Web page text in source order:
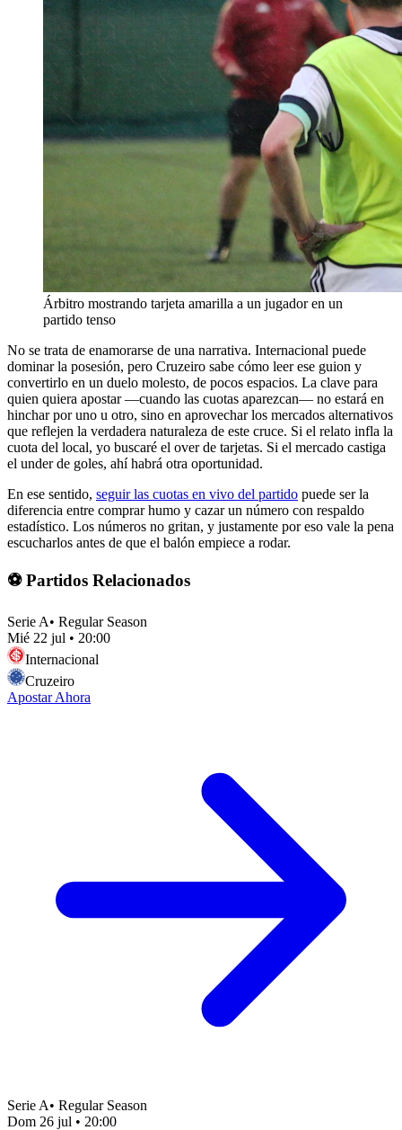
Árbitro mostrando tarjeta amarilla a un jugador en un
partido tenso
No se trata de enamorarse de una narrativa. Internacional puede
dominar la posesión, pero Cruzeiro sabe cómo leer ese guion y
convertirlo en un duelo molesto, de pocos espacios. La clave para
quien quiera apostar —cuando las cuotas aparezcan— no estará en
hinchar por uno u otro, sino en aprovechar los mercados alternativos
que reflejen la verdadera naturaleza de este cruce. Si el relato infla la
cuota del local, yo buscaré el over de tarjetas. Si el mercado castiga
el under de goles, ahí habrá otra oportunidad.
En ese sentido, seguir las cuotas en vivo del partido puede ser la
diferencia entre comprar humo y cazar un número con respaldo
estadístico. Los números no gritan, y justamente por eso vale la pena
escucharlos antes de que el balón empiece a rodar.
⚽ Partidos Relacionados
Serie A• Regular Season
Mié 22 jul • 20:00
Internacional
Cruzeiro
Apostar Ahora
Serie A• Regular Season
Dom 26 jul • 20:00